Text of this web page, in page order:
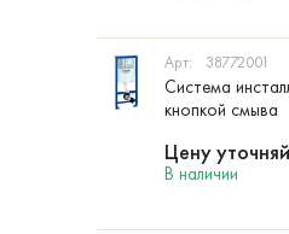
Система
кнопкой смыва
Арт: 38772001
В наличии
Цену